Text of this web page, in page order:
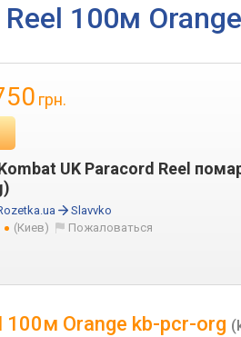
100м
грн.
UK Paraсord Reel
Slavvko
(Киев) Пожаловаться
100м Orange kb-pcr-org